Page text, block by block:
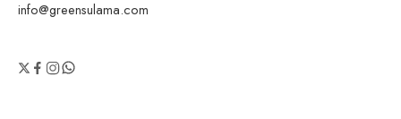
info@greensulama.com